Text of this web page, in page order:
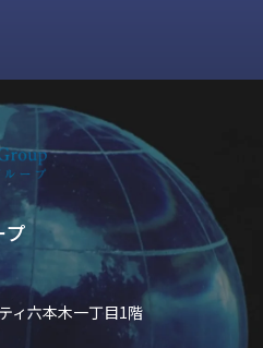
プ
ィ六本木一丁目1階